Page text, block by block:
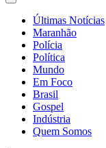
Abrir
buscaÚltimas Notícias
Maranhão
Polícia
Política
Mundo
Em Foco
Brasil
Gospel
Indústria
Quem Somos